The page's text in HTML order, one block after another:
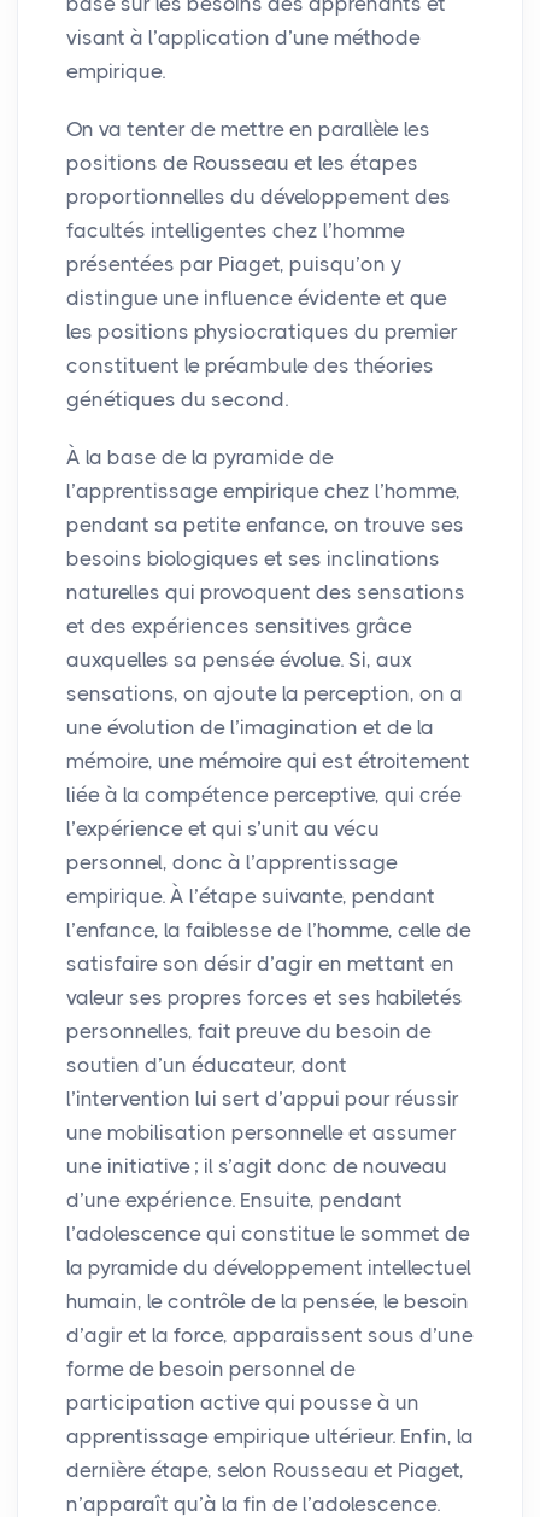
visant à l’application d’une méthode
empirique.
On va tenter de mettre en parallèle les
positions de Rousseau et les étapes
proportionnelles du développement des
facultés intelligentes chez l’homme
présentées par Piaget, puisqu’on y
distingue une influence évidente et que
les positions physiocratiques du premier
constituent le préambule des théories
génétiques du second.
À la base de la pyramide de
l’apprentissage empirique chez l’homme,
pendant sa petite enfance, on trouve ses
besoins biologiques et ses inclinations
naturelles qui provoquent des sensations
et des expériences sensitives grâce
auxquelles sa pensée évolue. Si, aux
sensations, on ajoute la perception, on a
une évolution de l’imagination et de la
mémoire, une mémoire qui est étroitement
liée à la compétence perceptive, qui crée
l’expérience et qui s’unit au vécu
personnel, donc à l’apprentissage
empirique. À l’étape suivante, pendant
l’enfance, la faiblesse de l’homme, celle de
satisfaire son désir d’agir en mettant en
valeur ses propres forces et ses habiletés
personnelles, fait preuve du besoin de
soutien d’un éducateur, dont
l’intervention lui sert d’appui pour réussir
une mobilisation personnelle et assumer
une initiative ; il s’agit donc de nouveau
d’une expérience. Ensuite, pendant
l’adolescence qui constitue le sommet de
la pyramide du développement intellectuel
humain, le contrôle de la pensée, le besoin
d’agir et la force, apparaissent sous d’une
forme de besoin personnel de
participation active qui pousse à un
apprentissage empirique ultérieur. Enfin, la
dernière étape, selon Rousseau et Piaget,
n’apparaît qu’à la fin de l’adolescence.